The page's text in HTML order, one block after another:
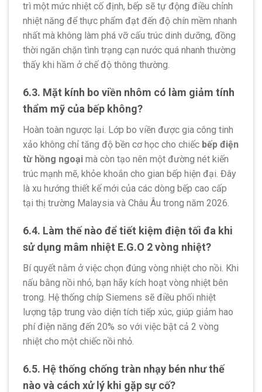
trì một mức nhiệt cố định, bếp sẽ tự động điều chỉnh
nhiệt năng để thực phẩm đạt đến độ chín mềm nhanh
nhất mà không làm phá vỡ cấu trúc dinh dưỡng, đồng
thời ngăn chặn tình trạng cạn nước quá nhanh thường
thấy khi hầm ở chế độ thông thường.
6.3. Mặt kính bo viền nhôm có làm giảm tính
thẩm mỹ của bếp không?
Hoàn toàn ngược lại. Lớp bo viền được gia công tinh
xảo không chỉ tăng độ bền cơ học cho chiếc bếp điện
từ hồng ngoại mà còn tạo nên một đường nét kiến
trúc mạnh mẽ, khỏe khoắn cho gian bếp hiện đại. Đây
là xu hướng thiết kế mới của các dòng bếp cao cấp
tại thị trường Malaysia và Châu Âu trong năm 2026.
6.4. Làm thế nào để tiết kiệm điện tối đa khi
sử dụng mâm nhiệt E.G.O 2 vòng nhiệt?
Bí quyết nằm ở việc chọn đúng vòng nhiệt cho nồi. Khi
nấu bằng nồi nhỏ, bạn hãy kích hoạt vòng nhiệt bên
trong. Hệ thống chíp Siemens sẽ điều phối nhiệt
lượng tập trung vào diện tích tiếp xúc, giúp giảm hao
phí điện năng đến 20% so với việc bật cả 2 vòng
nhiệt cho một chiếc nồi nhỏ.
6.5. Hệ thống chống tràn nhạy bén như thế
nào và cách xử lý khi gặp sự cố?